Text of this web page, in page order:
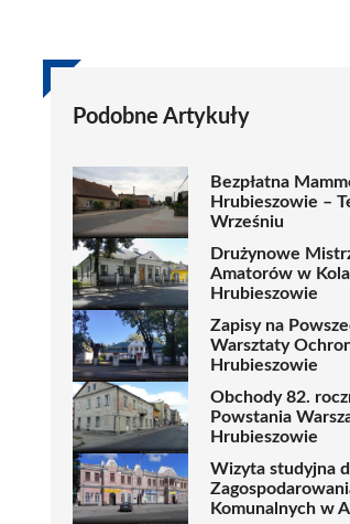
Podobne Artykuły
Bezpłatna
Hrubieszowie –
Wrześniu
Drużynowe
Amatorów w
Hrubieszowie
Zapisy na
Warsztaty
Hrubieszowie
Obchody 82.
Powstania
Hrubieszowie
Wizyta studyjna
Komunalnych w